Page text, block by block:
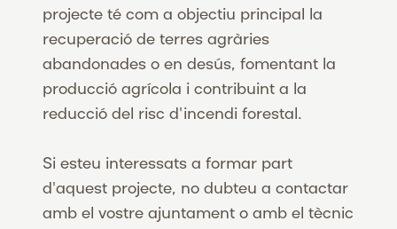
projecte té com a objectiu principal la
recuperació de terres agràries
abandonades o en desús, fomentant la
producció agrícola i contribuint a la
reducció del risc d'incendi forestal.
Si esteu interessats a formar part
d'aquest projecte, no dubteu a contactar
amb el vostre ajuntament o amb el tècnic